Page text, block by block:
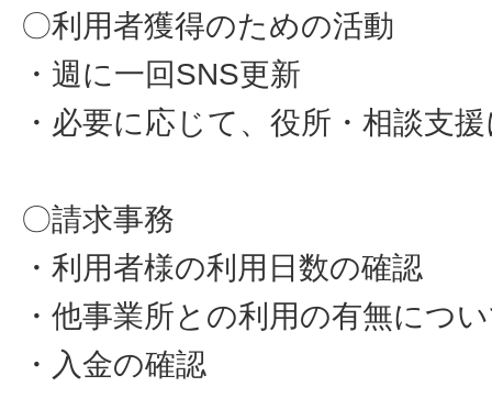
〇利用者獲得のための活動
・週に一回SNS更新
・必要に応じて、役所・相談支
〇請求事務
・利用者様の利用日数の確認
・他事業所との利用の有無につ
・入金の確認